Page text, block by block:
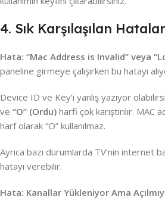
4. Sık Karşılaşılan
Hata: “Mac Address is Invalid” veya
paneline girmeye çalışırken bu hatayı
Device ID ve Key’i yanlış yazıyor
ve “O” (Ordu) harfi çok karıştırılır.
harf olarak “O” kullanılmaz.
Ayrıca bazı durumlarda TV’nin internet
hatayı verebilir.
Hata: Kanallar Yükleniyor Ama